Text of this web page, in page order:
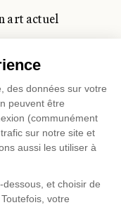
art actuel
corporatives
du